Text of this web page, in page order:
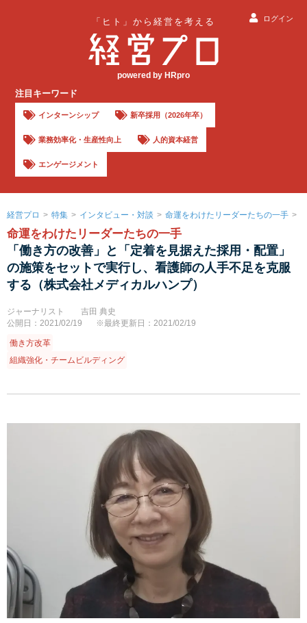
「ヒト」から経営を考える
powered by HRpro
注目キーワード
インターンシップ 新卒採用（2026年卒）
業務効率化・生産性向上 人的資本経営
エンゲージメント
ログイン
経営プロ 特集 インタビュー・対談 命運をわけたリーダーたちの一手
命運をわけたリーダーたちの一手
「働き方の改善」と「定着を見据えた採用・配置」
の施策をセットで実行し、看護師の人手不足を克服
する（株式会社メディカルハンプ）
ジャーナリスト 吉田 典史
公開日：2021/02/19
※最終更新日：2021/02/19
働き方改革
組織強化・チームビルディング